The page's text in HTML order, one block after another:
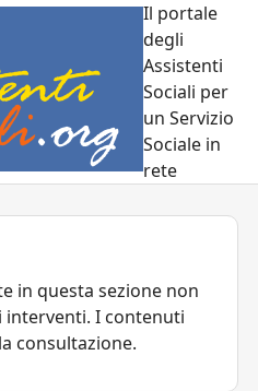
Il portale
degli
Assistenti
Sociali per
un Servizio
Sociale in
rete
in questa sezione non
interventi. I contenuti
consultazione.